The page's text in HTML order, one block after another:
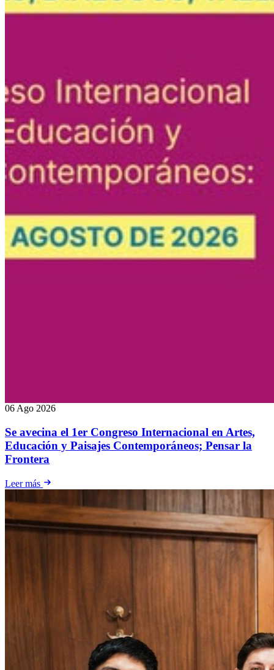
06 Ago 2026
Se avecina el 1er Congreso Internacional en Artes,
Educación y Paisajes Contemporáneos; Pensar la
Frontera
Leer más